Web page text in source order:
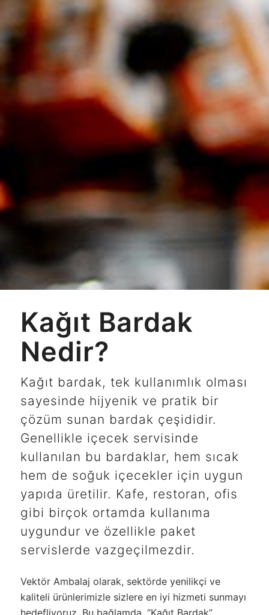
Kağıt Bardak
Nedir?
Kağıt bardak, tek kullanımlık olması
sayesinde hijyenik ve pratik bir
çözüm sunan bardak çeşididir.
Genellikle içecek servisinde
kullanılan bu bardaklar, hem sıcak
hem de soğuk içecekler için uygun
yapıda üretilir. Kafe, restoran, ofis
gibi birçok ortamda kullanıma
uygundur ve özellikle paket
servislerde vazgeçilmezdir.
Vektör Ambalaj olarak, sektörde yenilikçi ve
kaliteli ürünlerimizle sizlere en iyi hizmeti sunmayı
hedefliyoruz. Bu bağlamda, “Kağıt Bardak”